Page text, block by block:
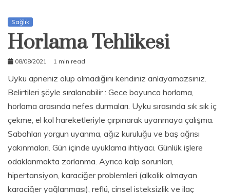
Sağlık
Horlama Tehlikesi
08/08/2021
1 min read
Uyku apneniz olup olmadığını kendiniz anlayamazsınız.
Belirtileri şöyle sıralanabilir : Gece boyunca horlama,
horlama arasında nefes durmaları. Uyku sırasında sık sık iç
çekme, el kol hareketleriyle çırpınarak uyanmaya çalışma.
Sabahları yorgun uyanma, ağız kuruluğu ve baş ağrısı
yakınmaları. Gün içinde uyuklama ihtiyacı. Günlük işlere
odaklanmakta zorlanma. Ayrıca kalp sorunları,
hipertansiyon, karaciğer problemleri (alkolik olmayan
karaciğer yağlanması), reflü, cinsel isteksizlik ve ilaç